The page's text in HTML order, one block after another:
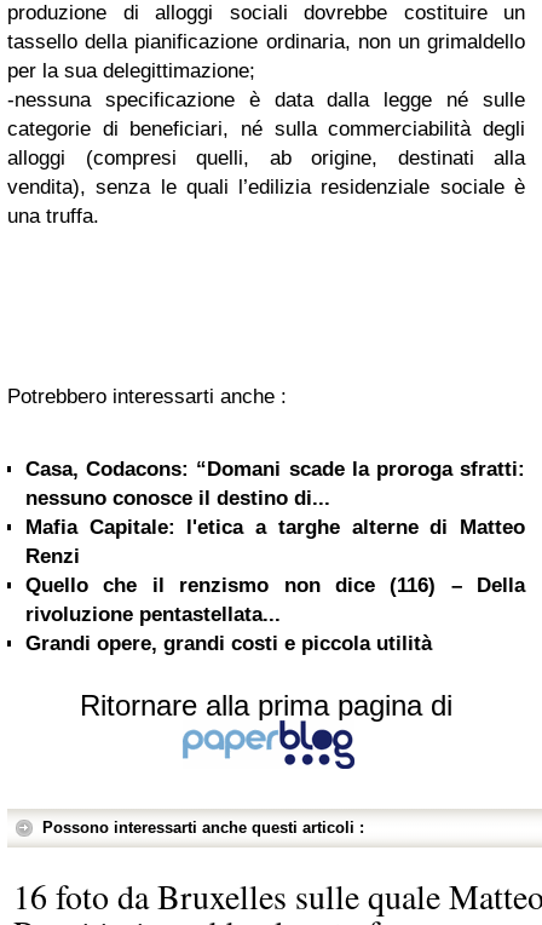
produzione di alloggi sociali dovrebbe costituire un
tassello della pianificazione ordinaria, non un grimaldello
per la sua delegittimazione;
-nessuna specificazione è data dalla legge né sulle
categorie di beneficiari, né sulla commerciabilità degli
alloggi (compresi quelli, ab origine, destinati alla
vendita), senza le quali l’edilizia residenziale sociale è
una truffa.
Potrebbero interessarti anche :
Casa, Codacons: “Domani scade la proroga sfratti:
nessuno conosce il destino di...
Mafia Capitale: l'etica a targhe alterne di Matteo
Renzi
Quello che il renzismo non dice (116) – Della
rivoluzione pentastellata...
Grandi opere, grandi costi e piccola utilità
Ritornare alla prima pagina di
Possono interessarti anche questi articoli :
16 foto da Bruxelles sulle quale